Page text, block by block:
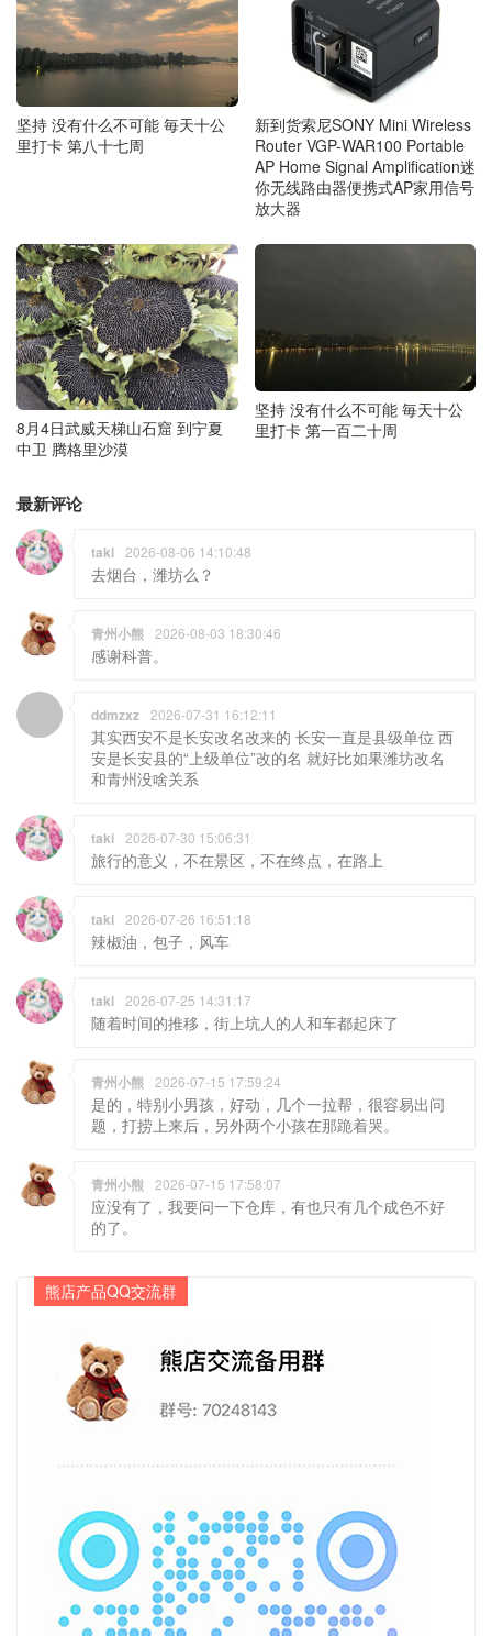
坚持 没有什么不可能 毎天十公
里打卡 第八十七周
新到货索尼SONY Mini Wireless
Router VGP-WAR100 Portable
AP Home Signal Amplification迷
你无线路由器便携式AP家用信号
放大器
8月4日武威天梯山石窟 到宁夏
中卫 腾格里沙漠
坚持 没有什么不可能 毎天十公
里打卡 第一百二十周
最新评论
taki 2026-08-06 14:10:48
去烟台，潍坊么？
青州小熊 2026-08-03 18:30:46
感谢科普。
ddmzxz 2026-07-31 16:12:11
其实西安不是长安改名改来的 长安一直是县级单位 西
安是长安县的“上级单位”改的名 就好比如果潍坊改名
和青州没啥关系
taki 2026-07-30 15:06:31
旅行的意义，不在景区，不在终点，在路上
taki 2026-07-26 16:51:18
辣椒油，包子，风车
taki 2026-07-25 14:31:17
随着时间的推移，街上坑人的人和车都起床了
青州小熊 2026-07-15 17:59:24
是的，特别小男孩，好动，几个一拉帮，很容易出问
题，打捞上来后，另外两个小孩在那跪着哭。
青州小熊 2026-07-15 17:58:07
应没有了，我要问一下仓库，有也只有几个成色不好
的了。
熊店产品QQ交流群